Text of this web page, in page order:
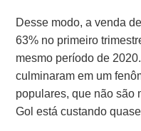
Desse modo, a venda
63% no primeiro
mesmo período de
culminaram em um
populares, que não são
Gol está custando